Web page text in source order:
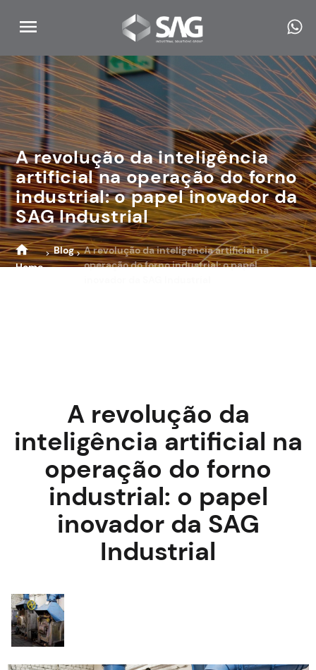
A revolução da inteligência
artificial na operação do forno
industrial: o papel inovador da
SAG Industrial
Home
Blog
A revolução da inteligência artificial na
operação do forno industrial: o papel
A revolução da
inteligência artificial na
operação do forno
industrial: o papel
inovador da SAG
Industrial